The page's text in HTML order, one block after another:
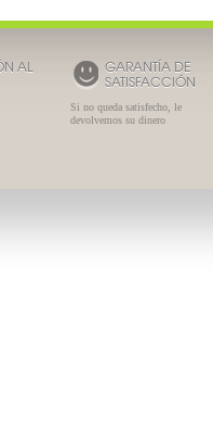
AL GARANTÍA DE
SATISFACCIÓN
Si no queda satisfecho, le
devolvemos su dinero